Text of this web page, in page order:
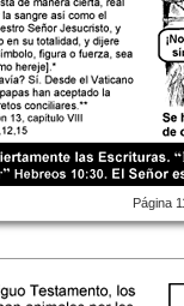
Página